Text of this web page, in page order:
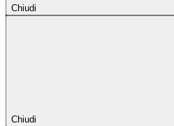
Chiudi
Chiudi